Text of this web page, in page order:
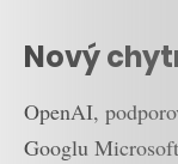
Nový
OpenAI,
Googlu